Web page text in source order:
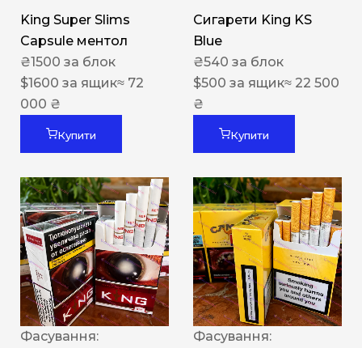
King Super Slims
Capsule ментол
₴1500 за блок
$1600 за ящик≈ 72
000 ₴
Купити
Сигарети King KS
Blue
₴540 за блок
$500 за ящик≈ 22 500
₴
Купити
Фасування:
Фасування: